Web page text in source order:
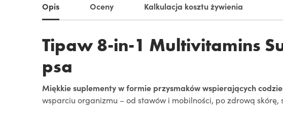
Opis Oceny Kalkulacja kosztu żywienia
Tipaw 8-in-1 Multivitamins
psa
Miękkie suplementy w formie przysmaków wspierających
wsparciu organizmu – od stawów i mobilności, po zdrową skórę,